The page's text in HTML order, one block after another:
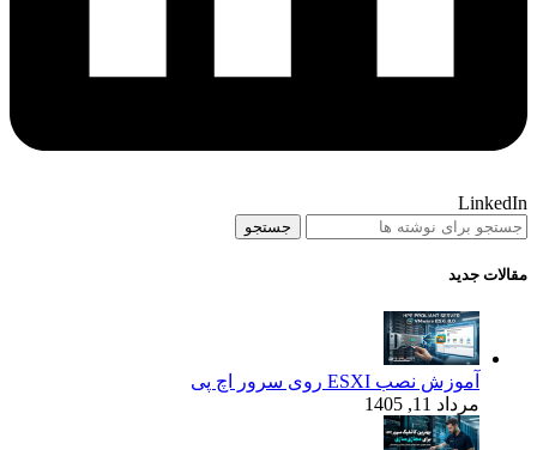
LinkedIn
جستجو
مقالات جدید
آموزش نصب ESXI روی سرور اچ پی
مرداد 11, 1405